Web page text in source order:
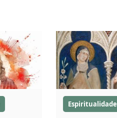
Espiritualidade